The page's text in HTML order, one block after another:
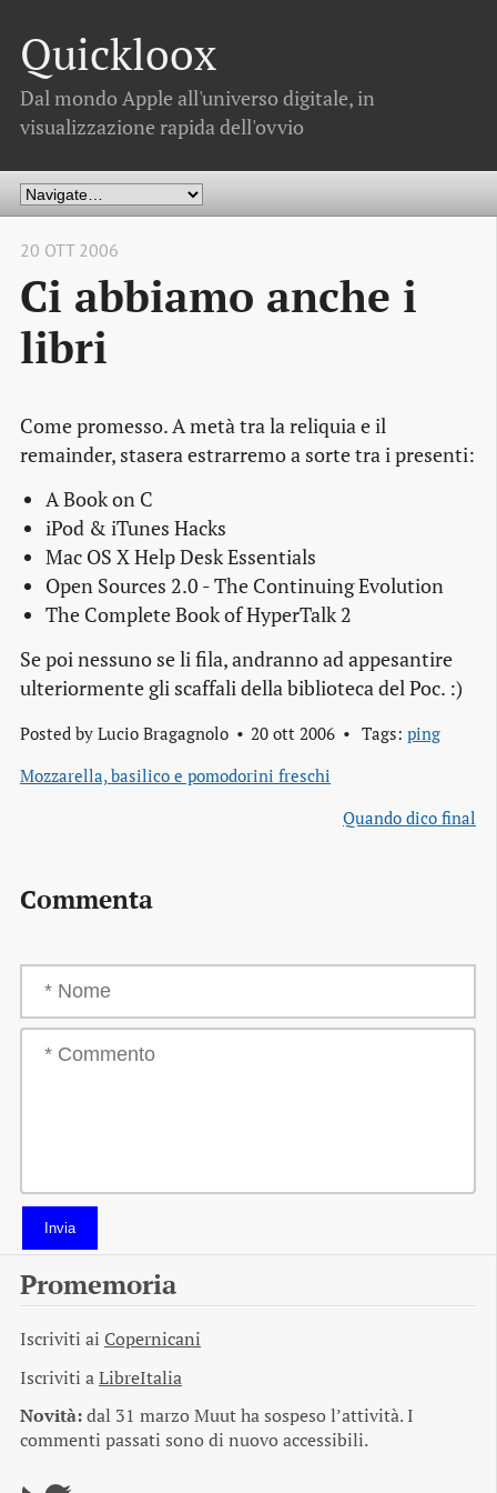
Quickloox
Dal mondo Apple all'universo digitale, in
visualizzazione rapida dell'ovvio
20 OTT 2006
Ci abbiamo anche i
libri
Come promesso. A metà tra la reliquia e il
remainder, stasera estrarremo a sorte tra i presenti:
A Book on C
iPod & iTunes Hacks
Mac OS X Help Desk Essentials
Open Sources 2.0 - The Continuing Evolution
The Complete Book of HyperTalk 2
Se poi nessuno se li fila, andranno ad appesantire
ulteriormente gli scaffali della biblioteca del Poc. :)
Posted by Lucio Bragagnolo 20 ott 2006 Tags: ping
Mozzarella, basilico e pomodorini freschi
Quando dico final
Commenta
Invia
Promemoria
Iscriviti ai Copernicani
Iscriviti aLibreItalia
Novità:dal 31 marzo Muut ha sospeso l’attività. I
commenti passati sono di nuovo accessibili.